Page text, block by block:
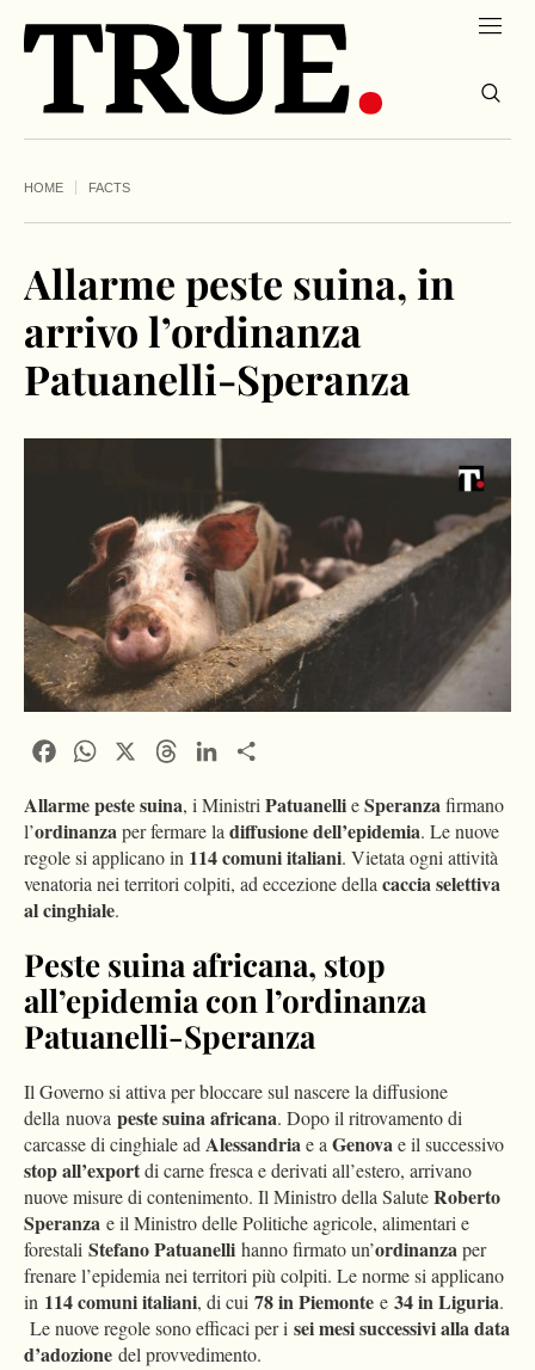
HOME FACTS
Allarme peste suina, in
arrivo l’ordinanza
Patuanelli-Speranza
FacebookWhatsApp ThreadsLinkedIn
Allarme peste suina, i MinistriPatuanellieSperanzafirmano
l’ordinanzaper fermare ladiffusione dell’epidemia. Le nuove
regole si applicano in 114 comuni italiani. Vietata ogni attività
venatoria nei territori colpiti, ad eccezione dellacaccia selettiva
al cinghiale.
Peste suina africana, stop
all’epidemia con l’ordinanza
Patuanelli-Speranza
Il Governo si attiva per bloccare sul nascere la diffusione
della nuova peste suina africana. Dopo il ritrovamento di
carcasse di cinghiale adAlessandriae aGenovae il successivo
stop all’exportdi carne fresca e derivati all’estero, arrivano
nuove misure di contenimento. Il Ministro della SaluteRoberto
Speranza e il Ministro delle Politiche agricole, alimentari e
forestali Stefano Patuanelli hanno firmato un’ordinanzaper
frenare l’epidemia nei territori più colpiti. Le norme si applicano
in 114 comuni italiani, di cui 78 in Piemonte e 34 in Liguria.
Le nuove regole sono efficaci per i sei mesi successivi alla data
d’adozione del provvedimento.